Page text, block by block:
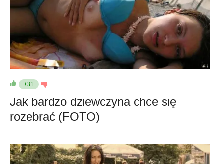
+31
Jak bardzo dziewczyna chce się
rozebrać (FOTO)